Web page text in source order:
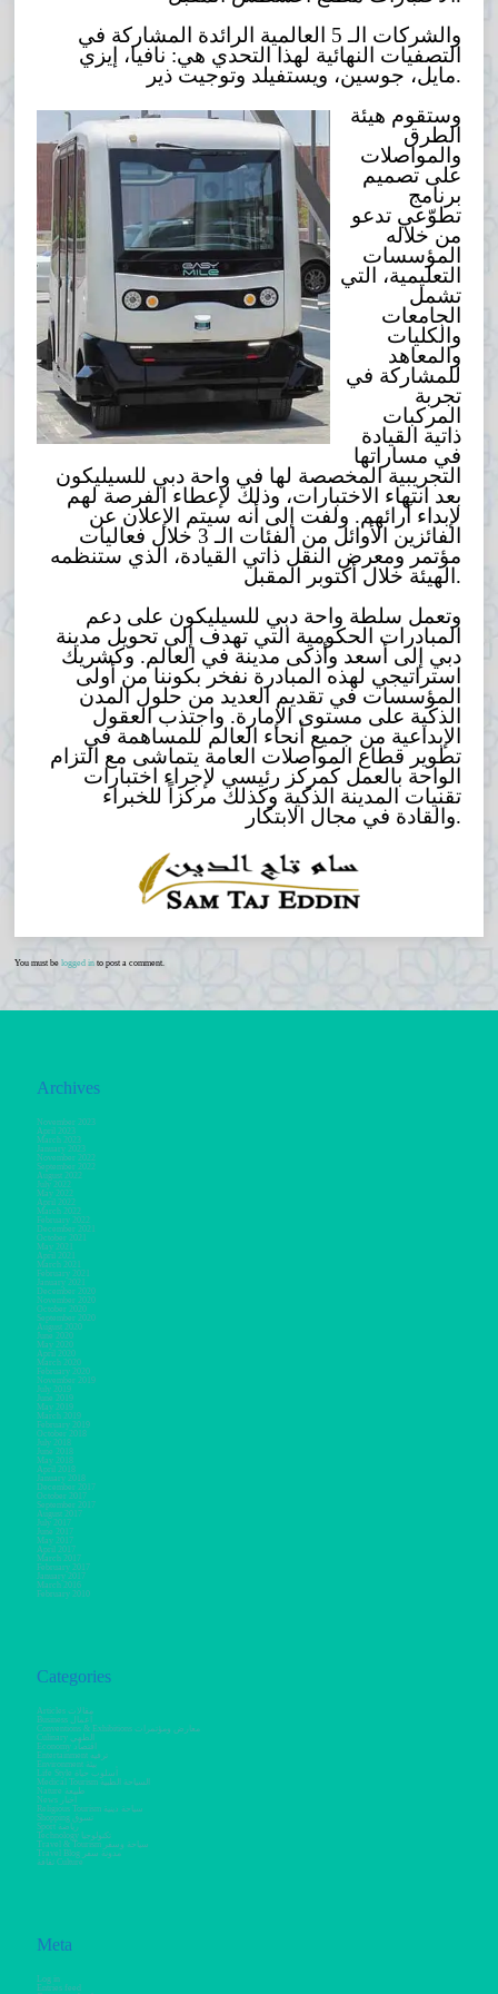
والشركات الـ 5 العالمية الرائدة المشاركة في
التصفيات النهائية لهذا التحدي هي: نافيا، إيزي
مايل، جوسين، ويستفيلد وتوجيت ذير.
وستقوم هيئة
الطرق
والمواصلات
على تصميم
برنامج
تطوّعي تدعو
من خلاله
المؤسسات
التعليمية، التي
تشمل
الجامعات
والكليات
والمعاهد
للمشاركة في
تجربة
المركبات
ذاتية القيادة
في مساراتها
التجريبية المخصصة لها في واحة دبي للسيليكون
بعد انتهاء الاختبارات، وذلك لإعطاء الفرصة لهم
لإبداء آرائهم. ولفت إلى أنه سيتم الإعلان عن
الفائزين الأوائل من الفئات الـ 3 خلال فعاليات
مؤتمر ومعرض النقل ذاتي القيادة، الذي ستنظمه
الهيئة خلال أكتوبر المقبل.
وتعمل سلطة واحة دبي للسيليكون على دعم
المبادرات الحكومية التي تهدف إلى تحويل مدينة
دبي إلى أسعد وأذكى مدينة في العالم. وكشريك
استراتيجي لهذه المبادرة نفخر بكوننا من أولى
المؤسسات في تقديم العديد من حلول المدن
الذكية على مستوى الإمارة. واجتذب العقول
الإبداعية من جميع أنحاء العالم للمساهمة في
تطوير قطاع المواصلات العامة يتماشى مع التزام
الواحة بالعمل كمركز رئيسي لإجراء اختبارات
تقنيات المدينة الذكية وكذلك مركزاً للخبراء
والقادة في مجال الابتكار.
You must belogged in to post a comment.
Archives
November 2023
April 2023
March 2023
January 2023
November 2022
September 2022
August 2022
July 2022
May 2022
April 2022
March 2022
February 2022
December 2021
October 2021
May 2021
April 2021
March 2021
February 2021
January 2021
December 2020
November 2020
October 2020
September 2020
August 2020
June 2020
May 2020
April 2020
March 2020
February 2020
November 2019
July 2019
June 2019
May 2019
March 2019
February 2019
October 2018
July 2018
June 2018
May 2018
April 2018
January 2018
December 2017
October 2017
September 2017
August 2017
July 2017
June 2017
May 2017
April 2017
March 2017
February 2017
January 2017
March 2016
February 2010
Categories
Articles مقالات
Business أعمال
Conventions & Exhibitions معارض ومؤتمرات
Culinary الطهي
Economy اقتصاد
Entertainment ترفيه
Environment بيئة
Life Style أسلوب حياة
Medical Tourism السياحة الطبية
Nature طبيعة
News أخبار
Religious Tourism سياحة دينية
Shopping تسوق
Sport رياضة
Technology تكنولوجيا
Travel & Tourism سياحة وسفر
Travel Blog مدونة سفر
ثقافة Culture
Meta
Log in
Entries feed